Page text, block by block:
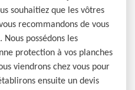
souhaitiez que les vôtres
recommandons de vous
possédons les
protection à vos planches
viendrons chez vous pour
ensuite un devis